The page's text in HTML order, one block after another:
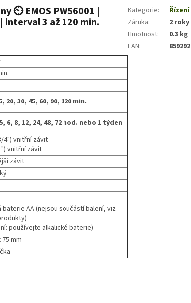
⏲️ EMOS PW56001 |
interval 3 až 120 min.
20, 30, 45, 60, 90, 120 min.
6, 8, 12, 24, 48, 72 hod. nebo 1 týden
4") vnitřní závit
vnitřní závit
závit
baterie AA (nejsou součástí balení, viz
používejte alkalické baterie)
75 mm
Kategorie:
Záruka:
2 roky
Hmotnost:
0.3 kg
EAN: